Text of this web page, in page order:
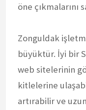
öne çıkmalarını
Zonguldak
büyüktür. İyi bir
web sitelerinin
kitlelerine
artırabilir ve